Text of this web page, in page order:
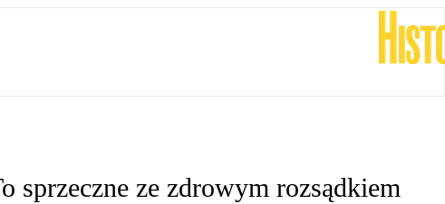
sprzeczne ze zdrowym rozsądkiem